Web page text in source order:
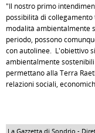
"Il nostro primo
possibilità di
modalità ambientalmente
periodo, possono
con autolinee. L'obiettivo
ambientalmente
permettano alla Terra
relazioni sociali,
La Gazzetta di Sondrio -